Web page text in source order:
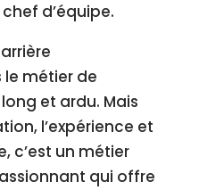
d’équipe.
métier de
et ardu. Mais
l’expérience et
c’est un métier
qui offre